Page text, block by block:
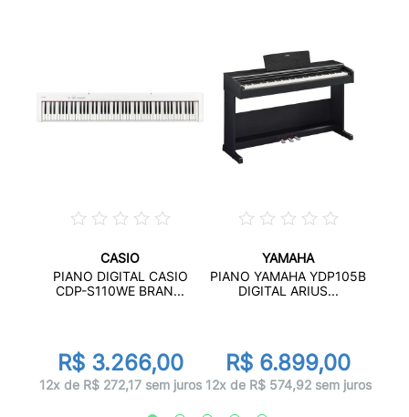
CASIO
PIANO DIGITAL CASIO
CDP-S110WE BRAN...
R$ 3.266,00
12x de R$ 272,17 sem juros
YAMAHA
PIANO YAMAHA YDP105B
DIGITAL ARIUS...
R$ 6.899,00
12x de R$ 574,92 sem juros